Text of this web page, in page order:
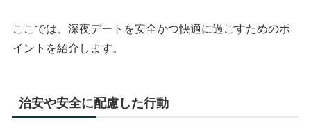
ここでは、深夜デートを安全かつ快適に過ごすためのポ
イントを紹介します。
治安や安全に配慮した行動